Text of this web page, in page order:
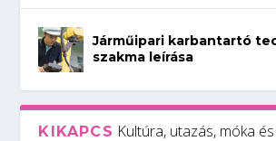
Járműipari karbantartó
szakma leírása
KIKAPCS Kultúra, utazás, móka